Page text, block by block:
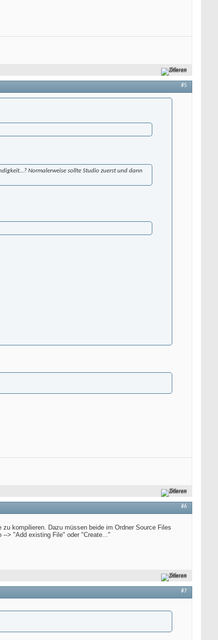
Zitieren
#5
Normalerweise sollte Studio zuerst und dann
Zitieren
#6
kompilieren. Dazu müssen beide im Ordner Source Files
> "Add existing File" oder "Create..."
Zitieren
#7